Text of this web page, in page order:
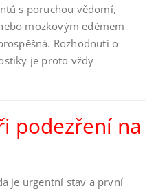
s poruchou vědomí,
mozkovým edémem
Rozhodnutí o
je proto vždy
podezření na
je urgentní stav a první